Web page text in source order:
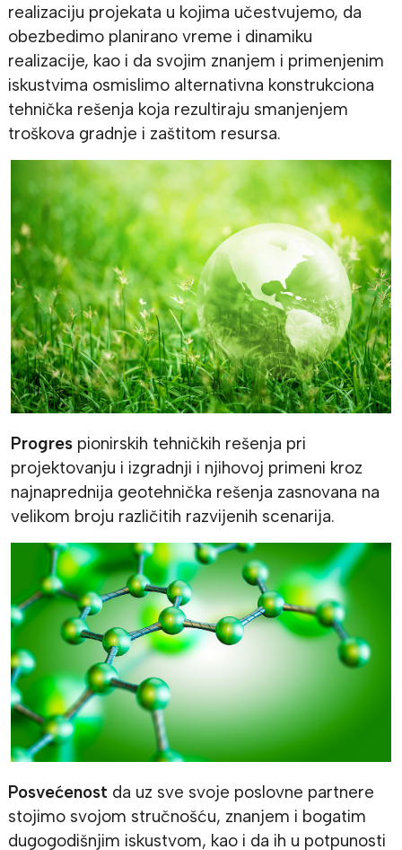
realizaciju projekata u kojima učestvujemo, da
obezbedimo planirano vreme i dinamiku
realizacije, kao i da svojim znanjem i primenjenim
iskustvima osmislimo alternativna konstrukciona
tehnička rešenja koja rezultiraju smanjenjem
troškova gradnje i zaštitom resursa.
Progres pionirskih tehničkih rešenja pri
projektovanju i izgradnji i njihovoj primeni kroz
najnaprednija geotehnička rešenja zasnovana na
velikom broju različitih razvijenih scenarija.
Posvećenost da uz sve svoje poslovne partnere
stojimo svojom stručnošću, znanjem i bogatim
dugogodišnjim iskustvom, kao i da ih u potpunosti